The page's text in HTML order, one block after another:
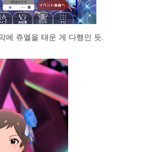
에 쥬엘을 태운 게 다행인 듯.